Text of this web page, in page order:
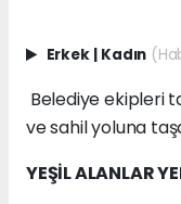
Erkek | Kadın
Belediye ekipleri
ve sahil yoluna
YEŞİL ALANLAR